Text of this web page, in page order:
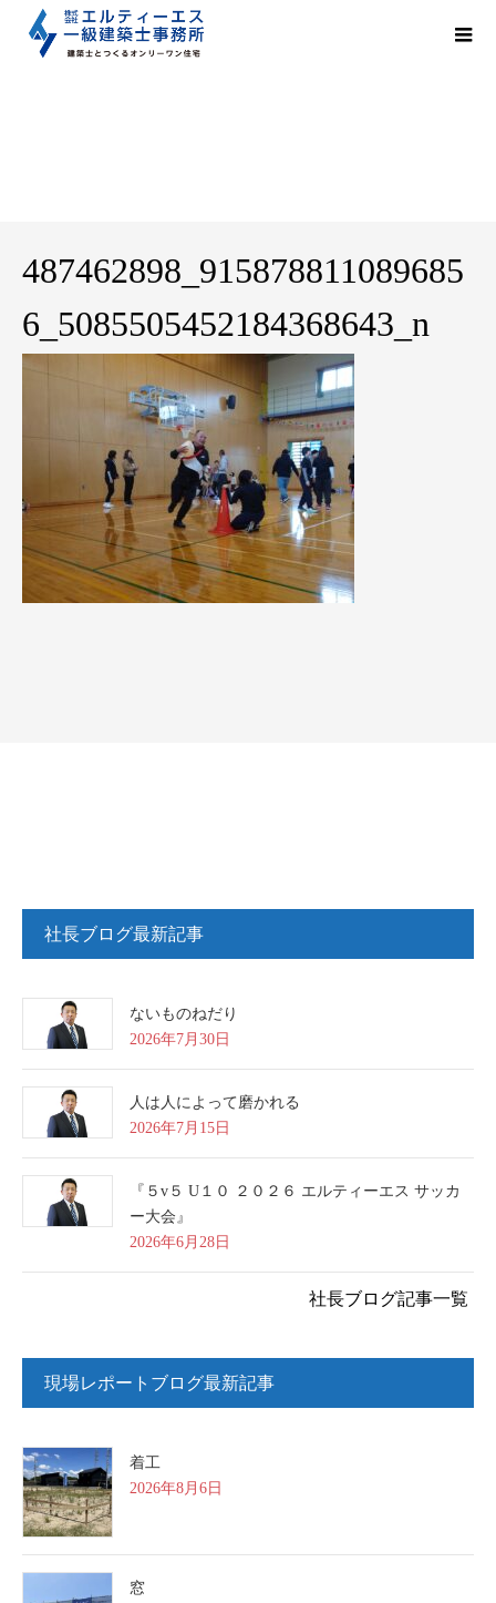
487462898_9158788110896856_5085505452184368643_n
487462898_915878811089685
6_5085505452184368643_n
社長ブログ最新記事
ないものねだり
2026年7月30日
人は人によって磨かれる
2026年7月15日
『５v５ U１０ ２０２６ エルティーエス サッカ
ー大会』
2026年6月28日
社長ブログ記事一覧
現場レポートブログ最新記事
着工
2026年8月6日
窓